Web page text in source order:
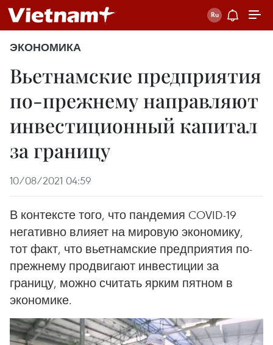
ЭКОНОМИКА
Вьетнамские предприятия
по-прежнему направляют
инвестиционный капитал
за границу
10/08/2021 04:59
В контексте того, что пандемия COVID-19
негативно влияет на мировую экономику,
тот факт, что вьетнамские предприятия по-
прежнему продвигают инвестиции за
границу, можно считать ярким пятном в
экономике.